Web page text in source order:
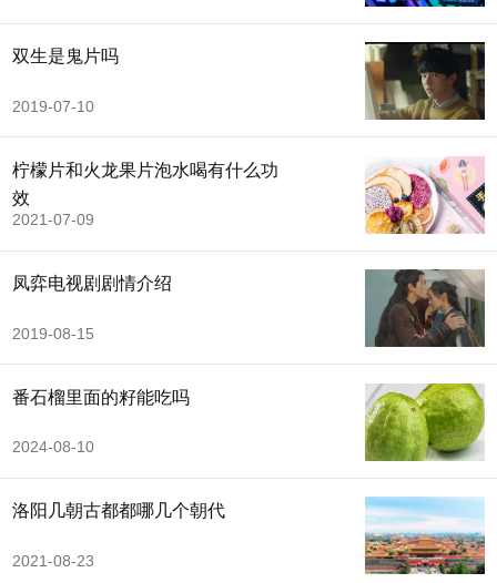
双生是鬼片吗
2019-07-10
柠檬片和火龙果片泡水喝有什么功
效
2021-07-09
凤弈电视剧剧情介绍
2019-08-15
番石榴里面的籽能吃吗
2024-08-10
洛阳几朝古都都哪几个朝代
2021-08-23